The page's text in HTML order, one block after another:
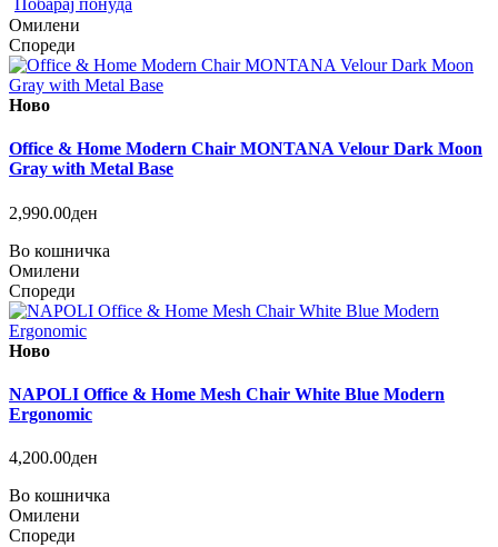
Побарај понуда
Омилени
Спореди
Ново
Office & Home Modern Chair MONTANA Velour Dark Moon
Gray with Metal Base
2,990.00ден
Во кошничка
Омилени
Спореди
Ново
NAPOLI Office & Home Mesh Chair White Blue Modern
Ergonomic
4,200.00ден
Во кошничка
Омилени
Спореди